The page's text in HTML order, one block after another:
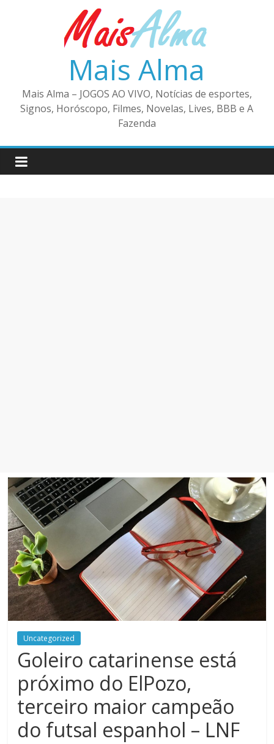
Mais Alma
Mais Alma – JOGOS AO VIVO, Notícias de esportes,
Signos, Horóscopo, Filmes, Novelas, Lives, BBB e A
Fazenda
Uncategorized
Goleiro catarinense está
próximo do ElPozo,
terceiro maior campeão
do futsal espanhol – LNF